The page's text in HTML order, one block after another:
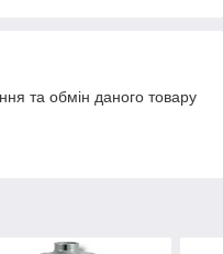
та обмін даного товару